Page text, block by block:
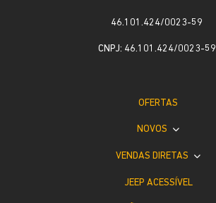
46.101.424/0023-59
CNPJ: 46.101.424/0023-59
OFERTAS
NOVOS
VENDAS DIRETAS
JEEP ACESSÍVEL